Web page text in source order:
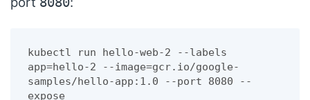
kubectl run hello-web-2 --labels
app=hello-2 --image=gcr.io/google-
samples/hello-app:1.0 --port 8080 --
expose